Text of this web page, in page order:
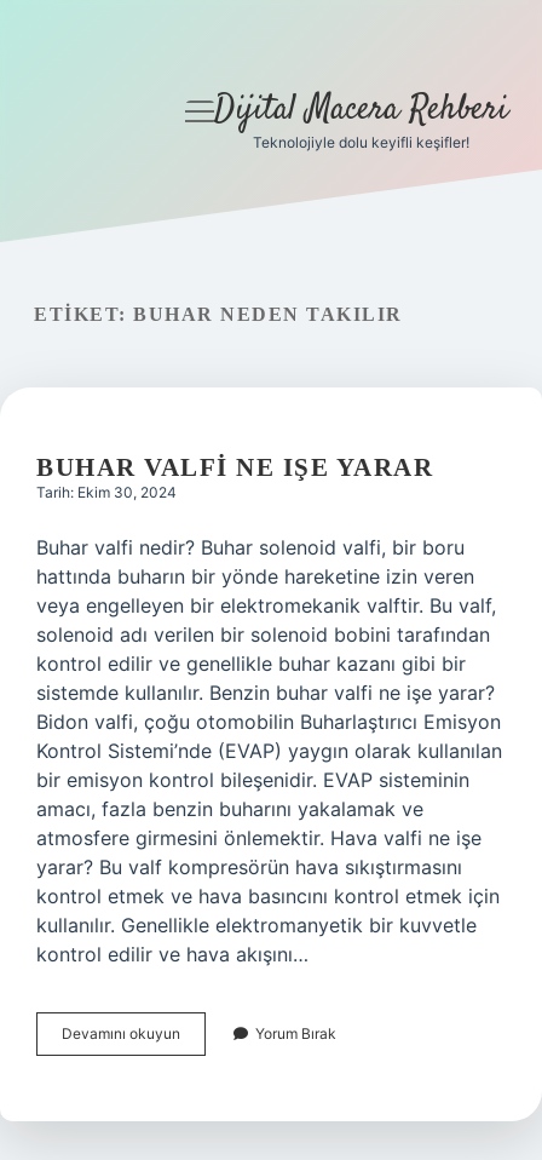
Gizlilik Politikası
menüyü
Dijital Macera Rehberi
Teknolojiyle dolu keyifli keşifler!
ETIKET: BUHAR NEDEN TAKILIR
BUHAR VALFI NE IŞE YARAR
Tarih: Ekim 30, 2024
Buhar valfi nedir? Buhar solenoid valfi, bir boru
hattında buharın bir yönde hareketine izin veren
veya engelleyen bir elektromekanik valftir. Bu valf,
solenoid adı verilen bir solenoid bobini tarafından
kontrol edilir ve genellikle buhar kazanı gibi bir
sistemde kullanılır. Benzin buhar valfi ne işe yarar?
Bidon valfi, çoğu otomobilin Buharlaştırıcı Emisyon
Kontrol Sistemi’nde (EVAP) yaygın olarak kullanılan
bir emisyon kontrol bileşenidir. EVAP sisteminin
amacı, fazla benzin buharını yakalamak ve
atmosfere girmesini önlemektir. Hava valfi ne işe
yarar? Bu valf kompresörün hava sıkıştırmasını
kontrol etmek ve hava basıncını kontrol etmek için
kullanılır. Genellikle elektromanyetik bir kuvvetle
kontrol edilir ve hava akışını…
Devamını okuyun
Valfi
Yarar
Yorum Bırak